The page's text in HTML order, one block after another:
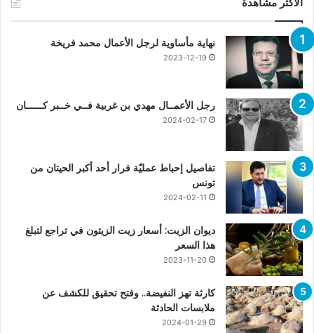
نهاية مأساوية لرجل الأعمال محمد فريخة
2023-12-19
رجل الأعمــال مهدي بن غربية فــي خــبر كــــــان
2024-02-17
تفاصيل إحباط عمليّة فرار أحد أكبر الحيتان من
تونس
2024-02-11
ديوان الزيت: أسعار زيت الزيتون في تراجع لتبلغ
هذا السعر
2023-11-20
كارثة تهز النفيضة.. وفتح تحقيق للكشف عن
ملابسات الحادثة
2024-01-29